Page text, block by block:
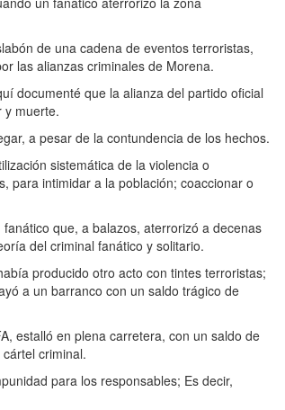
de una cadena de eventos terroristas,
las alianzas criminales de Morena.
documenté que la alianza del partido oficial
y muerte.
a pesar de la contundencia de los hechos.
sistemática de la violencia o
para intimidar a la población; coaccionar o
que, a balazos, aterrorizó a decenas
del criminal fanático y solitario.
producido otro acto con tintes terroristas;
a un barranco con un saldo trágico de
estalló en plena carretera, con un saldo de
criminal.
para los responsables; Es decir,